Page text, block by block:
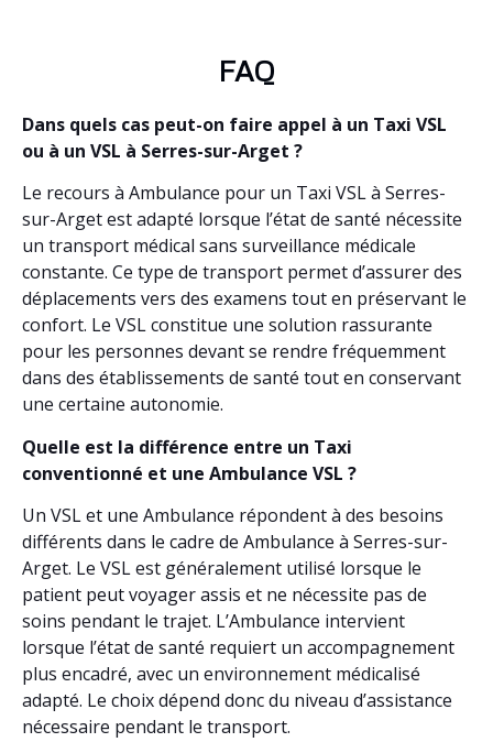
FAQ
Dans quels cas peut-on faire appel à un Taxi VSL
ou à un VSL à Serres-sur-Arget ?
Le recours à Ambulance pour un Taxi VSL à Serres-
sur-Arget est adapté lorsque l’état de santé nécessite
un transport médical sans surveillance médicale
constante. Ce type de transport permet d’assurer des
déplacements vers des examens tout en préservant le
confort. Le VSL constitue une solution rassurante
pour les personnes devant se rendre fréquemment
dans des établissements de santé tout en conservant
une certaine autonomie.
Quelle est la différence entre un Taxi
conventionné et une Ambulance VSL ?
Un VSL et une Ambulance répondent à des besoins
différents dans le cadre de Ambulance à Serres-sur-
Arget. Le VSL est généralement utilisé lorsque le
patient peut voyager assis et ne nécessite pas de
soins pendant le trajet. L’Ambulance intervient
lorsque l’état de santé requiert un accompagnement
plus encadré, avec un environnement médicalisé
adapté. Le choix dépend donc du niveau d’assistance
nécessaire pendant le transport.